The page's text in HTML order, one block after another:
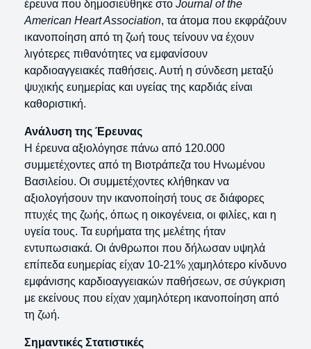
έρευνα που δημοσιεύθηκε στο Journal of the
American Heart Association, τα άτομα που εκφράζουν
ικανοποίηση από τη ζωή τους τείνουν να έχουν
λιγότερες πιθανότητες να εμφανίσουν
καρδιοαγγειακές παθήσεις. Αυτή η σύνδεση μεταξύ
ψυχικής ευημερίας και υγείας της καρδιάς είναι
καθοριστική.
Ανάλυση της Έρευνας
Η έρευνα αξιολόγησε πάνω από 120.000
συμμετέχοντες από τη Βιοτράπεζα του Ηνωμένου
Βασιλείου. Οι συμμετέχοντες κλήθηκαν να
αξιολογήσουν την ικανοποίησή τους σε διάφορες
πτυχές της ζωής, όπως η οικογένεια, οι φιλίες, και η
υγεία τους. Τα ευρήματα της μελέτης ήταν
εντυπωσιακά. Οι άνθρωποι που δήλωσαν υψηλά
επίπεδα ευημερίας είχαν 10-21% χαμηλότερο κίνδυνο
εμφάνισης καρδιοαγγειακών παθήσεων, σε σύγκριση
με εκείνους που είχαν χαμηλότερη ικανοποίηση από
τη ζωή.
Σημαντικές Στατιστικές